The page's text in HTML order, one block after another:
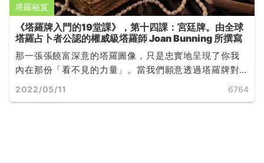
塔羅秘笈
《塔羅牌入門的19堂課》，第十四課：宮廷牌。由全球
塔羅占卜者公認的權威級塔羅師 Joan Bunning 所撰寫
那一張張饒富深意的塔羅圖像，只是忠實地呈現了你我
內在那份「看不見的力量」。當我們願意透過塔羅牌對
自己的心靈運作有更深的覺知，無論未來發展是否如預
2022/05/11 6764